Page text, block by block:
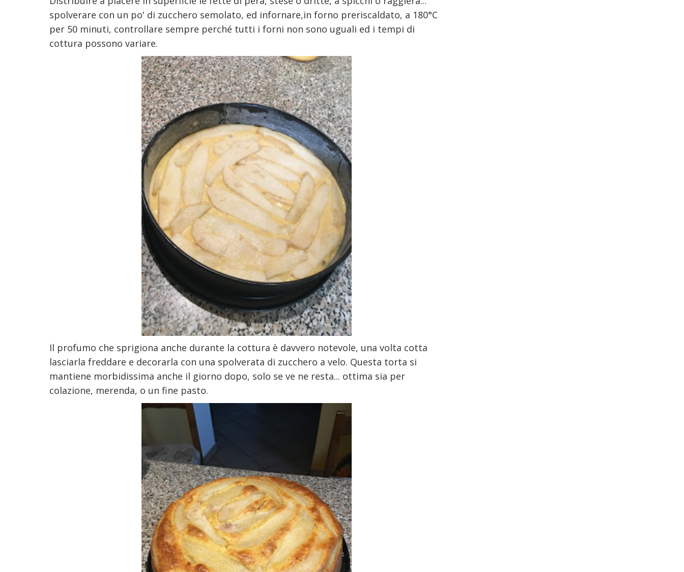
spolverare con un po' di zucchero semolato, ed infornare,in forno preriscaldato, a 180°C
per 50 minuti, controllare sempre perché tutti i forni non sono uguali ed i tempi di
cottura possono variare.
Il profumo che sprigiona anche durante la cottura è davvero notevole, una volta cotta
lasciarla freddare e decorarla con una spolverata di zucchero a velo. Questa torta si
mantiene morbidissima anche il giorno dopo, solo se ve ne resta... ottima sia per
colazione, merenda, o un fine pasto.